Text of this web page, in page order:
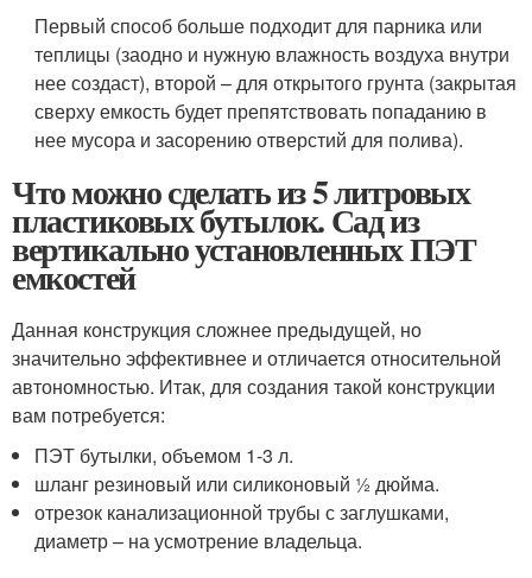
Первый способ больше подходит для парника или
теплицы (заодно и нужную влажность воздуха внутри
нее создаст), второй – для открытого грунта (закрытая
сверху емкость будет препятствовать попаданию в
нее мусора и засорению отверстий для полива).
Что можно сделать из 5 литровых
пластиковых бутылок. Сад из
вертикально установленных ПЭТ
емкостей
Данная конструкция сложнее предыдущей, но
значительно эффективнее и отличается относительной
автономностью. Итак, для создания такой конструкции
вам потребуется:
ПЭТ бутылки, объемом 1-3 л.
шланг резиновый или силиконовый ½ дюйма.
отрезок канализационной трубы с заглушками,
диаметр – на усмотрение владельца.